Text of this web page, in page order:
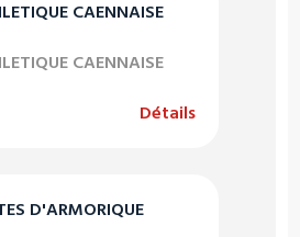
CAENNAISE
CAENNAISE
Détails
D'ARMORIQUE